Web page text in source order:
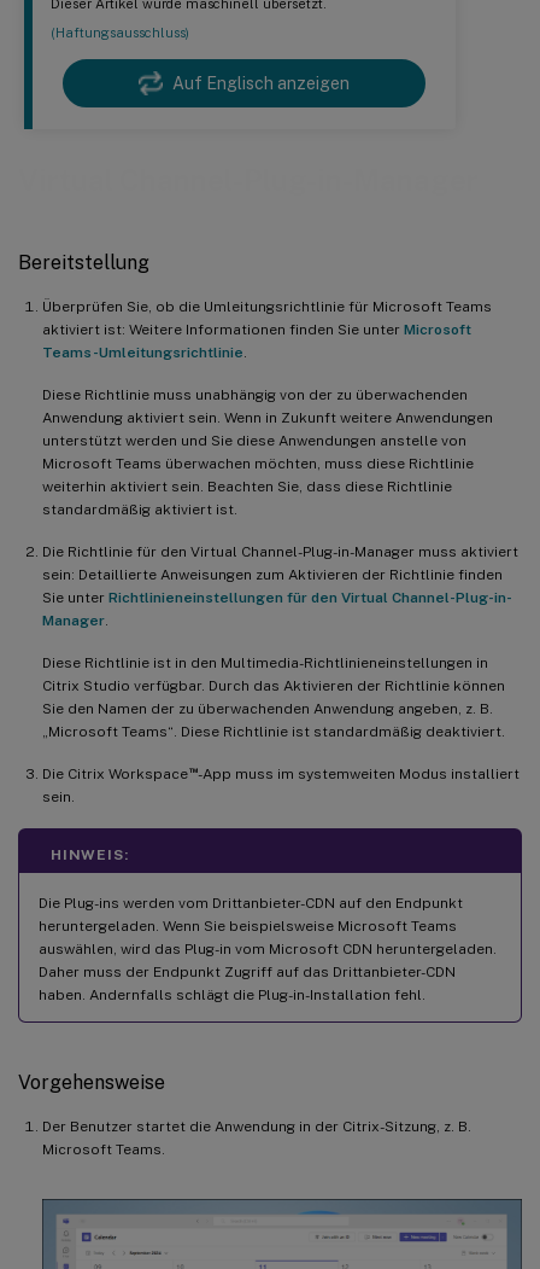
Dieser Artikel wurde maschinell übersetzt.
(Haftungsausschluss)
Auf Englisch anzeigen
Bereitstellung
Überprüfen Sie, ob die Umleitungsrichtlinie für Microsoft Teams
aktiviert ist: Weitere Informationen finden Sie unter Microsoft
Teams-Umleitungsrichtlinie
Diese Richtlinie muss unabhängig von der zu überwachenden
Anwendung aktiviert sein. Wenn in Zukunft weitere Anwendungen
unterstützt werden und Sie diese Anwendungen anstelle von
Microsoft Teams überwachen möchten, muss diese Richtlinie
weiterhin aktiviert sein. Beachten Sie, dass diese Richtlinie
standardmäßig aktiviert ist.
Die Richtlinie für den Virtual Channel-Plug-in-Manager muss aktiviert
sein: Detaillierte Anweisungen zum Aktivieren der Richtlinie finden
Sie unter Richtlinieneinstellungen für den Virtual Channel-Plug-in-
Manager
Diese Richtlinie ist in den Multimedia-Richtlinieneinstellungen in
Citrix Studio verfügbar. Durch das Aktivieren der Richtlinie können
Sie den Namen der zu überwachenden Anwendung angeben, z. B.
„Microsoft Teams“. Diese Richtlinie ist standardmäßig deaktiviert.
Die Citrix Workspace™-App muss im systemweiten Modus installiert
sein.
HINWEIS:
Die Plug-ins werden vom Drittanbieter-CDN auf den Endpunkt
heruntergeladen. Wenn Sie beispielsweise Microsoft Teams
auswählen, wird das Plug-in vom Microsoft CDN heruntergeladen.
Daher muss der Endpunkt Zugriff auf das Drittanbieter-CDN
haben. Andernfalls schlägt die Plug-in-Installation fehl.
Vorgehensweise
Der Benutzer startet die Anwendung in der Citrix-Sitzung, z. B.
Microsoft Teams.